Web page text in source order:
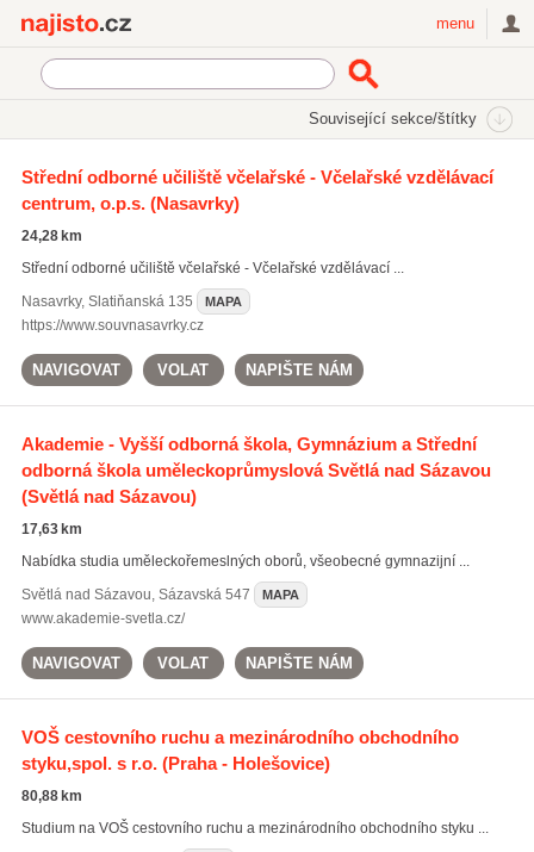
menu
Související sekce/štítky
VOŠ zdravotní (36)
Internáty
VOŠ ekonomické a právní
Střední odborné učiliště včelařské - Včelařské vzdělávací
centrum, o.p.s.(Nasavrky)
24,28 km
Střední odborné učiliště včelařské - Včelařské vzdělávací ...
Nasavrky, Slatiňanská 135 MAPA
https://www.souvnasavrky.cz
NAVIGOVAT VOLAT NAPIŠTE NÁM
Akademie - Vyšší odborná škola, Gymnázium a Střední
odborná škola uměleckoprůmyslová Světlá nad Sázavou
(Světlá nad Sázavou)
17,63 km
Nabídka studia uměleckořemeslných oborů, všeobecné gymnazijní ...
Světlá nad Sázavou, Sázavská 547 MAPA
www.akademie-svetla.cz/
NAVIGOVAT VOLAT NAPIŠTE NÁM
VOŠ cestovního ruchu a mezinárodního obchodního
styku,spol. s r.o.(Praha - Holešovice)
80,88 km
Studium na VOŠ cestovního ruchu a mezinárodního obchodního styku ...